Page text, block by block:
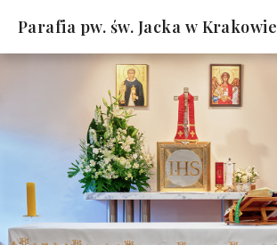
Parafia pw. św. Jacka w Krakowie